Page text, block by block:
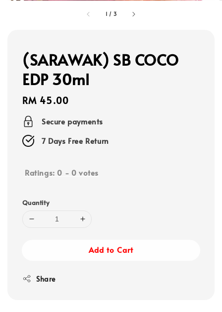
1 / 3
(SARAWAK) SB COCO
EDP 30ml
Regular
price
RM 45.00
Secure payments
7 Days Free Return
Ratings: 0 - 0 votes
Quantity
Add to Cart
Share